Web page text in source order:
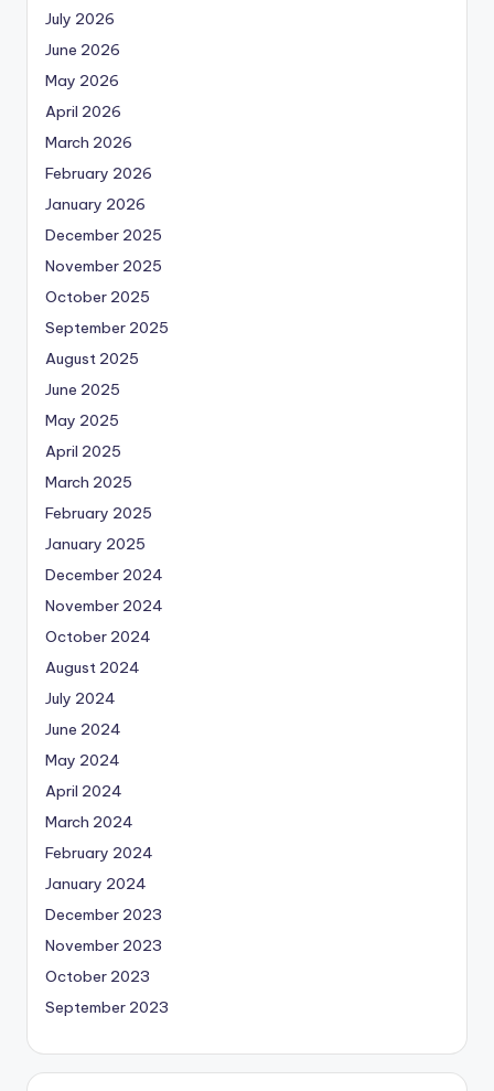
July 2026
June 2026
May 2026
April 2026
March 2026
February 2026
January 2026
December 2025
November 2025
October 2025
September 2025
August 2025
June 2025
May 2025
April 2025
March 2025
February 2025
January 2025
December 2024
November 2024
October 2024
August 2024
July 2024
June 2024
May 2024
April 2024
March 2024
February 2024
January 2024
December 2023
November 2023
October 2023
September 2023